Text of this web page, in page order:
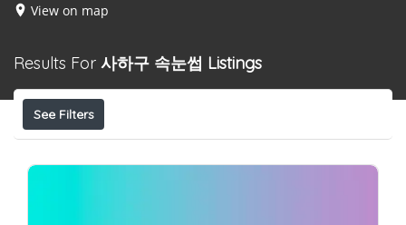
View on map
Results For 사하구 속눈썹 Listings
See Filters